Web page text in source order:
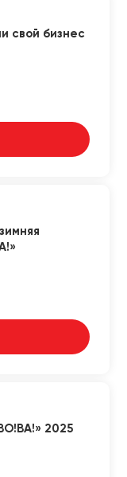
свой бизнес
2025